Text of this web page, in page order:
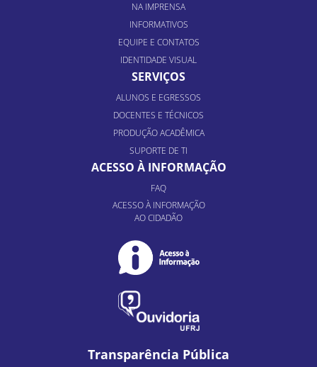
NA IMPRENSA
INFORMATIVOS
EQUIPE E CONTATOS
IDENTIDADE VISUAL
SERVIÇOS
ALUNOS E EGRESSOS
DOCENTES E TÉCNICOS
PRODUÇÃO ACADÊMICA
SUPORTE DE TI
ACESSO À INFORMAÇÃO
FAQ
ACESSO À INFORMAÇÃO
AO CIDADÃO
Transparência Pública